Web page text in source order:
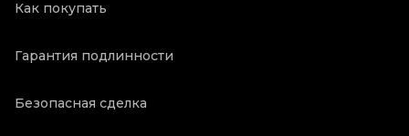
Как покупать
Гарантия подлинности
Безопасная сделка